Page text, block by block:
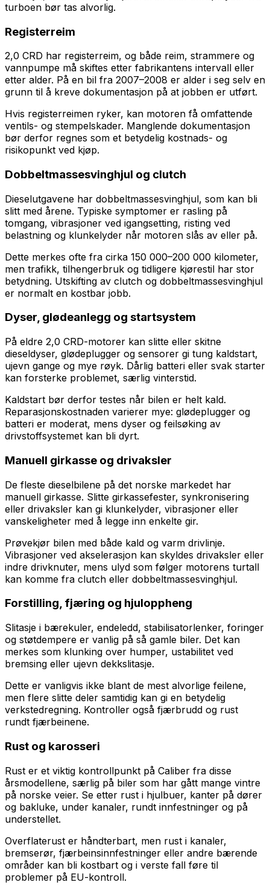
turboen bør tas alvorlig.
Registerreim
2,0 CRD har registerreim, og både reim, strammere og
vannpumpe må skiftes etter fabrikantens intervall eller
etter alder. På en bil fra 2007–2008 er alder i seg selv en
grunn til å kreve dokumentasjon på at jobben er utført.
Hvis registerreimen ryker, kan motoren få omfattende
ventils- og stempelskader. Manglende dokumentasjon
bør derfor regnes som et betydelig kostnads- og
risikopunkt ved kjøp.
Dobbeltmassesvinghjul og clutch
Dieselutgavene har dobbeltmassesvinghjul, som kan bli
slitt med årene. Typiske symptomer er rasling på
tomgang, vibrasjoner ved igangsetting, risting ved
belastning og klunkelyder når motoren slås av eller på.
Dette merkes ofte fra cirka 150 000–200 000 kilometer,
men trafikk, tilhengerbruk og tidligere kjørestil har stor
betydning. Utskifting av clutch og dobbeltmassesvinghjul
er normalt en kostbar jobb.
Dyser, glødeanlegg og startsystem
På eldre 2,0 CRD-motorer kan slitte eller skitne
dieseldyser, glødeplugger og sensorer gi tung kaldstart,
ujevn gange og mye røyk. Dårlig batteri eller svak starter
kan forsterke problemet, særlig vinterstid.
Kaldstart bør derfor testes når bilen er helt kald.
Reparasjonskostnaden varierer mye: glødeplugger og
batteri er moderat, mens dyser og feilsøking av
drivstoffsystemet kan bli dyrt.
Manuell girkasse og drivaksler
De fleste dieselbilene på det norske markedet har
manuell girkasse. Slitte girkassefester, synkronisering
eller drivaksler kan gi klunkelyder, vibrasjoner eller
vanskeligheter med å legge inn enkelte gir.
Prøvekjør bilen med både kald og varm drivlinje.
Vibrasjoner ved akselerasjon kan skyldes drivaksler eller
indre drivknuter, mens ulyd som følger motorens turtall
kan komme fra clutch eller dobbeltmassesvinghjul.
Forstilling, fjæring og hjuloppheng
Slitasje i bærekuler, endeledd, stabilisatorlenker, foringer
og støtdempere er vanlig på så gamle biler. Det kan
merkes som klunking over humper, ustabilitet ved
bremsing eller ujevn dekkslitasje.
Dette er vanligvis ikke blant de mest alvorlige feilene,
men flere slitte deler samtidig kan gi en betydelig
verkstedregning. Kontroller også fjærbrudd og rust
rundt fjærbeinene.
Rust og karosseri
Rust er et viktig kontrollpunkt på Caliber fra disse
årsmodellene, særlig på biler som har gått mange vintre
på norske veier. Se etter rust i hjulbuer, kanter på dører
og bakluke, under kanaler, rundt innfestninger og på
understellet.
Overflaterust er håndterbart, men rust i kanaler,
bremserør, fjærbeinsinnfestninger eller andre bærende
områder kan bli kostbart og i verste fall føre til
problemer på EU-kontroll.